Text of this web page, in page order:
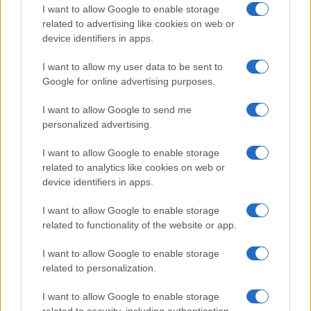
I want to allow Google to enable storage
related to advertising like cookies on web or
device identifiers in apps.
I want to allow my user data to be sent to
Google for online advertising purposes.
I want to allow Google to send me
personalized advertising.
I want to allow Google to enable storage
related to analytics like cookies on web or
device identifiers in apps.
I want to allow Google to enable storage
related to functionality of the website or app.
I want to allow Google to enable storage
related to personalization.
I want to allow Google to enable storage
promuovere i film selezionati, creando un grande
vuoto nelle loro programmazioni e
business indotto che ruota intorno ai festival.
Molti film verranno ritirati dai festival dagli stessi
Studios che li hanno prodotti, in quanto non
possono promuoverli adeguatamente per i
rispettivi lanci al cinema e in streaming.
Hollywood, come uscirne?
totalmente sotto i radar nel 2020, del famoso
“Decreto Paramount” del 1948 che decretava la
fine del monopolio degli Studios, ci si chiede se